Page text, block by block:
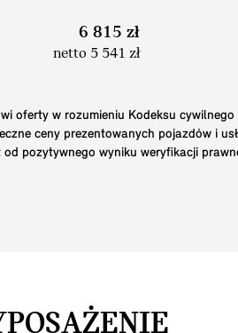
6 815 zł
netto 5 541 zł
oferty w rozumieniu Kodeksu
ceny prezentowanych pojazdów i
pozytywnego wyniku weryfikacji